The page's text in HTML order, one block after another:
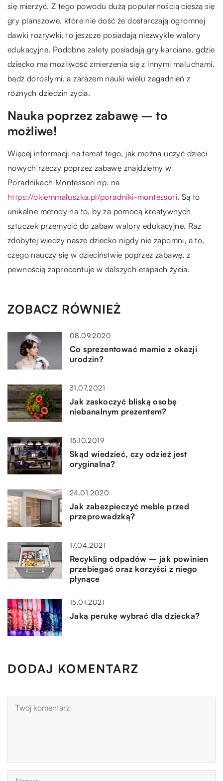
się mierzyć. Z tego powodu dużą popularnością cieszą się
gry planszowe, które nie dość że dostarczają ogromnej
dawki rozrywki, to jeszcze posiadają niezwykłe walory
edukacyjne. Podobne zalety posiadają gry karciane, gdzie
dziecko ma możliwość zmierzenia się z innymi maluchami,
bądź dorosłymi, a zarazem nauki wielu zagadnień z
różnych dziedzin życia.
Nauka poprzez zabawę – to
możliwe!
Więcej informacji na temat tego, jak można uczyć dzieci
nowych rzeczy poprzez zabawę znajdziemy w
Poradnikach Montessori np. na
https://okiemmaluszka.pl/poradniki-montessori. Są to
unikalne metody na to, by za pomocą kreatywnych
sztuczek przemycić do zabaw walory edukacyjne. Raz
zdobytej wiedzy nasze dziecko nigdy nie zapomni, a to,
czego nauczy się w dzieciństwie poprzez zabawę, z
pewnością zaprocentuje w dalszych etapach życia.
ZOBACZ RÓWNIEŻ
08.09.2020
Co sprezentować mamie z okazji
urodzin?
31.07.2021
Jak zaskoczyć bliską osobę
niebanalnym prezentem?
15.10.2019
Skąd wiedzieć, czy odzież jest
oryginalna?
24.01.2020
Jak zabezpieczyć meble przed
przeprowadzką?
17.04.2021
Recykling odpadów – jak powinien
przebiegać oraz korzyści z niego
płynące
15.01.2021
Jaką perukę wybrać dla dziecka?
DODAJ KOMENTARZ